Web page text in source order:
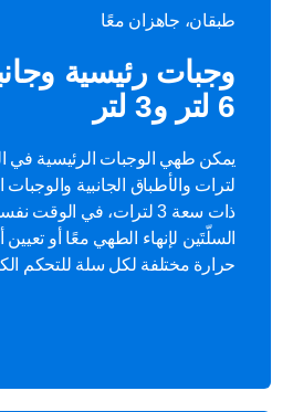
طبقان، جاهزان معًا
وجبات رئيسية
6 لتر و3 لتر
لترات والأطباق الجانبية والوجبات
ذات سعة 3 لترات، في الوقت
السلّتَين لإنهاء الطهي معًا أو
حرارة مختلفة لكل سلة للتحكم